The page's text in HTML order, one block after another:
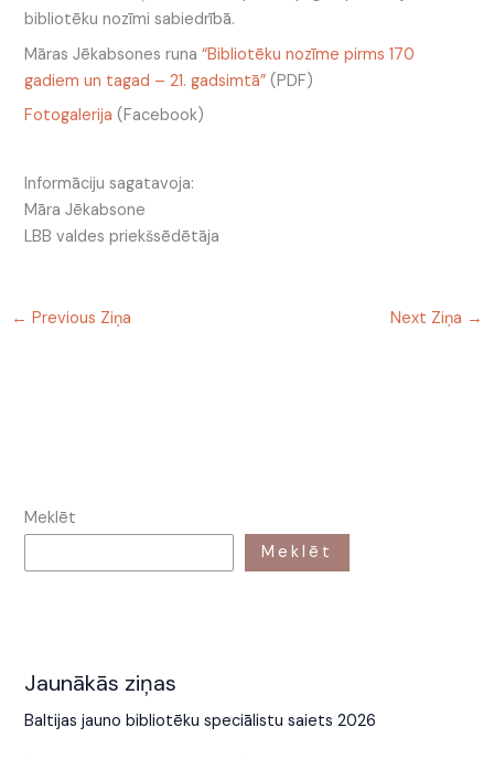
bibliotēku nozīmi sabiedrībā.
Māras Jēkabsones runa“Bibliotēku nozīme pirms 170
gadiem un tagad – 21. gadsimtā” (PDF)
Fotogalerija (Facebook)
Informāciju sagatavoja:
Māra Jēkabsone
LBB valdes priekšsēdētāja
← Previous Ziņa Next Ziņa →
Meklēt
Meklēt
Jaunākās ziņas
Baltijas jauno bibliotēku speciālistu saiets 2026